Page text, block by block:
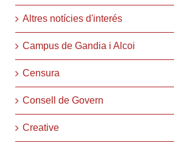
Altres notícies d'interés
Campus de Gandia i Alcoi
Censura
Consell de Govern
Creative